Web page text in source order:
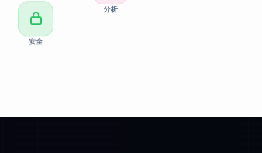
分析
安全